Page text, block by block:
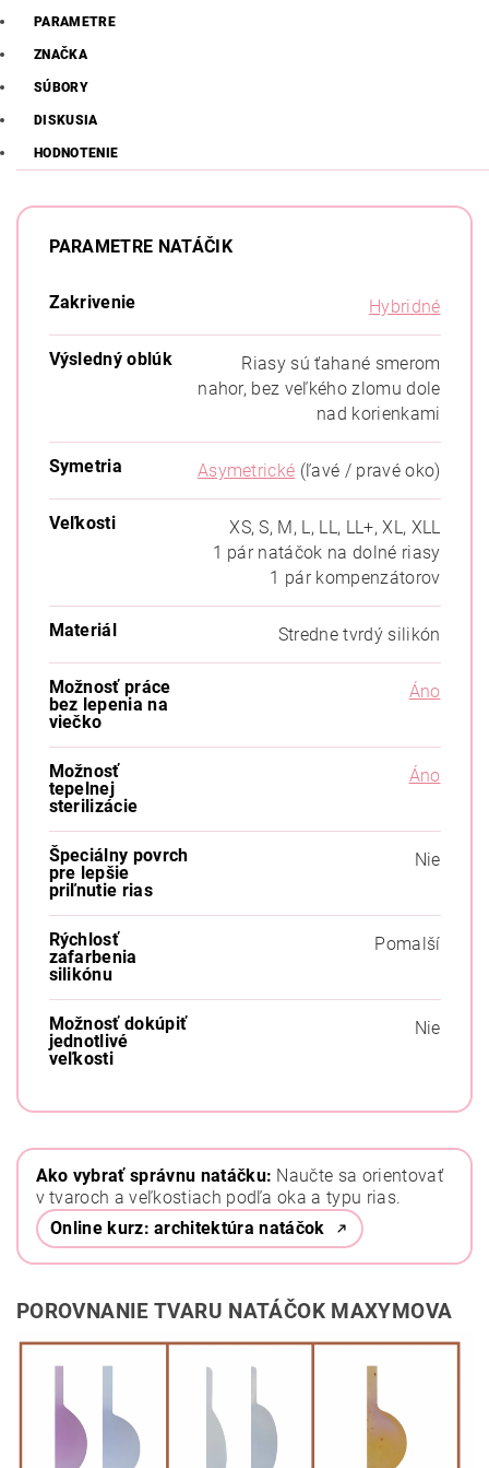
PARAMETRE
ZNAČKA
SÚBORY
DISKUSIA
HODNOTENIE
PARAMETRE NATÁČIK
Zakrivenie Hybridné
Výsledný oblúk
Riasy sú ťahané smerom
nahor, bez veľkého zlomu dole
nad korienkami
Symetria Asymetrické (ľavé / pravé oko)
Veľkosti
XS, S, M, L, LL, LL+, XL, XLL
1 pár natáčok na dolné riasy
1 pár kompenzátorov
Materiál Stredne tvrdý silikón
Možnosť práce
bez lepenia na
viečko
Áno
Možnosť
tepelnej
sterilizácie
Áno
Špeciálny povrch
pre lepšie
priľnutie rias
Nie
Rýchlosť
zafarbenia
silikónu
Pomalší
Možnosť dokúpiť
jednotlivé
veľkosti
Nie
Ako vybrať správnu natáčku: Naučte sa orientovať
v tvaroch a veľkostiach podľa oka a typu rias.
Online kurz: architektúra natáčok
POROVNANIE TVARU NATÁČOK MAXYMOVA